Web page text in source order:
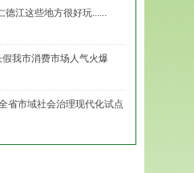
德江这些地方很好玩......
假我市消费市场人气火爆
省市域社会治理现代化试点